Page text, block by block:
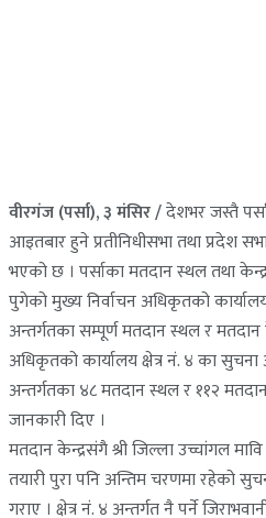
वीरगंज (पर्सा), ३ मंसिर /देशभर जस्तै
आइतबार हुने प्रतीनिधीसभा तथा प्रदेश
भएको छ । पर्साका मतदान स्थल तथा
पुगेको मुख्य निर्वाचन अधिकृतको
अन्तर्गतका सम्पूर्ण मतदान स्थल र मतदान
अधिकृतको कार्यालय क्षेत्र नं. ४ का सुचना
अन्तर्गतका ४८ मतदान स्थल र ११२
जानकारी दिए ।
मतदान केन्द्रसंगै श्री जिल्ला उच्चांगल
तयारी पुरा पनि अन्तिम चरणमा रहेको
गराए । क्षेत्र नं. ४ अन्तर्गत नै पर्ने